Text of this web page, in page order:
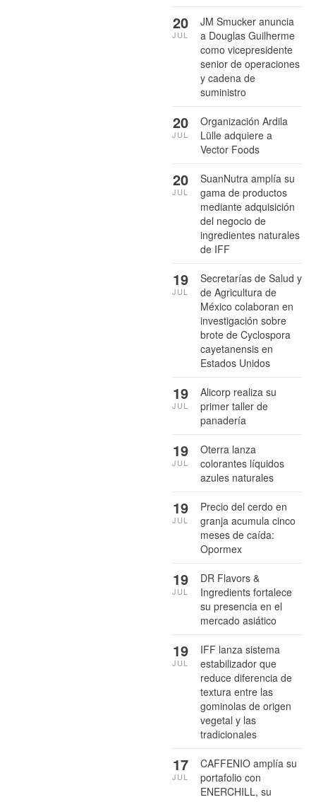
JM Smucker anuncia
a Douglas Guilherme
como vicepresidente
senior de operaciones
y cadena de
suministro
20
JUL
Organización Ardila
Lülle adquiere a
Vector Foods
20
JUL
SuanNutra amplía su
gama de productos
mediante adquisición
del negocio de
ingredientes naturales
de IFF
20
JUL
Secretarías de Salud y
de Agricultura de
México colaboran en
investigación sobre
brote de Cyclospora
cayetanensis en
Estados Unidos
19
JUL
Alicorp realiza su
primer taller de
panadería
19
JUL
Oterra lanza
colorantes líquidos
azules naturales
19
JUL
Precio del cerdo en
granja acumula cinco
meses de caída:
Opormex
19
JUL
DR Flavors &
Ingredients fortalece
su presencia en el
mercado asiático
19
JUL
IFF lanza sistema
estabilizador que
reduce diferencia de
textura entre las
gominolas de origen
vegetal y las
tradicionales
19
JUL
CAFFENIO amplía su
portafolio con
ENERCHILL, su
17
JUL